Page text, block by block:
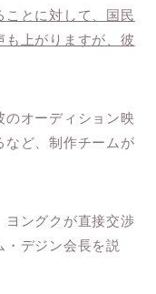
ことに対して、国民
も上がりますが、彼
オーディション映
など、制作チームが
ヨングクが直接交渉
デジン会長を説